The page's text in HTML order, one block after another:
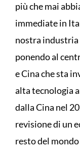
più che mai
immediate in
nostra
ponendo al
e Cina che sta
alta tecnologia
dalla Cina nel
revisione di un
resto del